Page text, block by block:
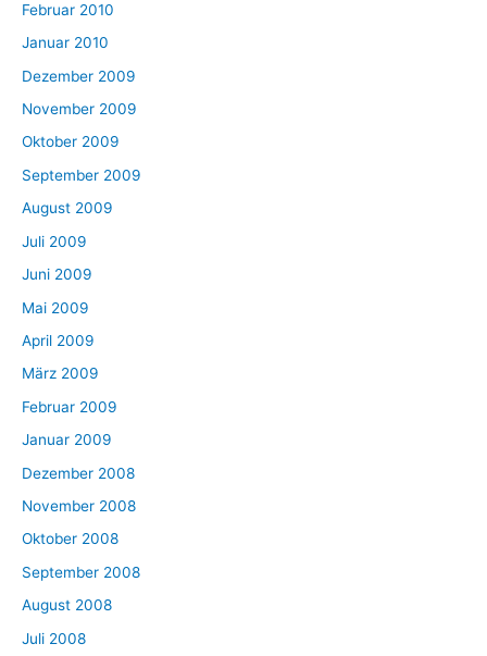
Februar 2010
Januar 2010
Dezember 2009
November 2009
Oktober 2009
September 2009
August 2009
Juli 2009
Juni 2009
Mai 2009
April 2009
März 2009
Februar 2009
Januar 2009
Dezember 2008
November 2008
Oktober 2008
September 2008
August 2008
Juli 2008